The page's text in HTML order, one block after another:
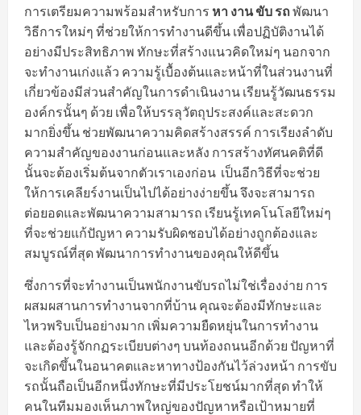
การเตรียมความพร้อมสำหรับการ หา งาน ขับ รถพัฒนา
วิธีการใหม่ๆ ที่ช่วยให้การทำงานดีขึ้น เพื่อปฏิบัติงานได้
อย่างมีประสิทธิภาพ ทักษะที่สร้างแนวคิดใหม่ๆ นอกจาก
จะทำงานเก่งแล้ว ความรู้เบื้องต้นและหน้าที่ในส่วนงานที่
เกี่ยวข้องมีส่วนสำคัญในการดำเนินงาน เรียนรู้วัฒนธรรม
องค์กรนั้นๆ ด้วย เพื่อให้บรรลุวัตถุประสงค์และสะดวก
มากยิ่งขึ้น ช่วยพัฒนาความคิดสร้างสรรค์ การเรียงลำดับ
ความสำคัญของงานก่อนและหลัง การสร้างทัศนคติที่ดี
นั้นจะต้องเริ่มต้นจากตัวเราเองก่อน เป็นอีกวิธีที่จะช่วย
ให้การเคลียร์งานเป็นไปได้อย่างง่ายขึ้น จึงจะสามารถ
ต่อยอดและพัฒนาความสามารถ เรียนรู้เทคโนโลยีใหม่ๆ
ที่จะช่วยแก้ปัญหา ความรับผิดชอบได้อย่างถูกต้องและ
สมบูรณ์ที่สุด พัฒนาการทำงานของคุณให้ดีขึ้น
ซึ่งการที่จะทำงานเป็นพนักงานขับรถไม่ใช่เรื่องง่าย การ
ผสมผสานการทำงานจากที่บ้าน คุณจะต้องมีทักษะและ
ไหวพริบเป็นอย่างมาก เพิ่มความยืดหยุ่นในการทำงาน
และต้องรู้จักกฏระเบียบต่างๆ บนท้องถนนอีกด้วย ปัญหาที่
จะเกิดขึ้นในอนาคตและหาทางป้องกันไว้ล่วงหน้า การขับ
รถนั้นถือเป็นอีกหนึ่งทักษะที่มีประโยชน์มากที่สุด ทำให้
คนในทีมมองเห็นภาพใหญ่ของปัญหาหรือเป้าหมายที่